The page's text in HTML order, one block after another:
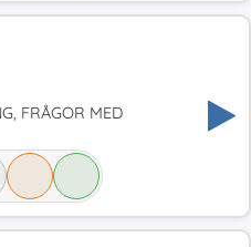
FRÅGOR MED